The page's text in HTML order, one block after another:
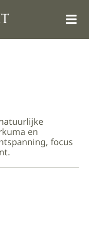
en
focus